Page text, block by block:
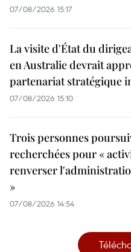
07/08/2026 15:17
La visite d'État du
en Australie devrait
partenariat stratégique
07/08/2026 15:10
Trois personnes
recherchées pour «
renverser
»
07/08/2026 14:54